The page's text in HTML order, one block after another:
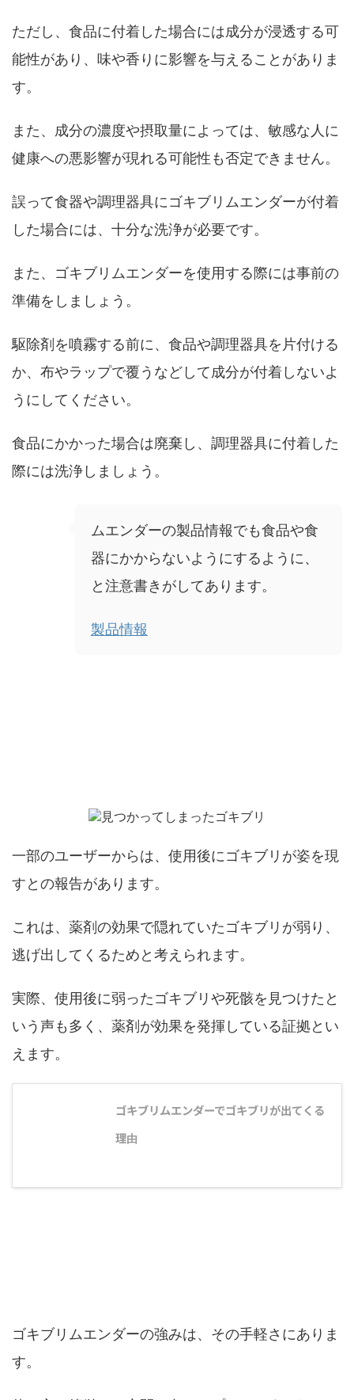
ただし、食品に付着した場合には成分が浸透する可
能性があり、味や香りに影響を与えることがありま
す。
また、成分の濃度や摂取量によっては、敏感な人に
健康への悪影響が現れる可能性も否定できません。
誤って食器や調理器具にゴキブリムエンダーが付着
した場合には、十分な洗浄が必要です。
また、ゴキブリムエンダーを使用する際には事前の
準備をしましょう。
駆除剤を噴霧する前に、食品や調理器具を片付ける
か、布やラップで覆うなどして成分が付着しないよ
うにしてください。
食品にかかった場合は廃棄し、調理器具に付着した
際には洗浄しましょう。
ムエンダーの製品情報でも食品や食
器にかからないようにするように、
と注意書きがしてあります。
製品情報
一部のユーザーからは、使用後にゴキブリが姿を現
すとの報告があります。
これは、薬剤の効果で隠れていたゴキブリが弱り、
逃げ出してくるためと考えられます。
実際、使用後に弱ったゴキブリや死骸を見つけたと
いう声も多く、薬剤が効果を発揮している証拠とい
えます。
ゴキブリムエンダーでゴキブリが出てくる
理由
ゴキブリムエンダーの強みは、その手軽さにありま
す。